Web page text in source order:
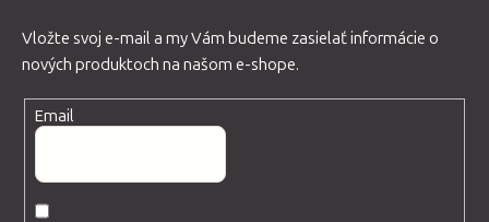
Vložte svoj e-mail a my Vám budeme zasielať informácie o
nových produktoch na našom e-shope.
Email